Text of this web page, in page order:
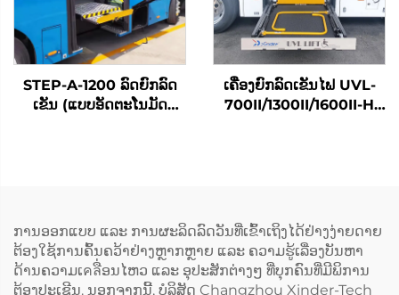
STEP-A-1200 ລົດຍົກລົດ
ເຂັນ (ແບບອັດຕະໂນມັດ
ເຄື່ອງຍົກລົດເຂັນໄຟ UVL-
700II/1300II/1600II-H
ການອອກແບບ ແລະ ການຜະລິດລົດວັນທີ່ເຂົ້າເຖິງໄດ້ຢ່າງງ່າຍດາຍ
ຕ້ອງໃຊ້ການຄົ້ນຄວ້າຢ່າງຫຼາກຫຼາຍ ແລະ ຄວາມຮູ້ເລື່ອງບັນຫາ
ດ້ານຄວາມເคลື່ອນໄຫວ ແລະ ອຸປະສັກຕ່າງໆ ທີ່ບຸກຄົນທີ່ມີພິການ
ຕ້ອງປະເຊີນ. ນອກຈາກນີ້, ບໍລິສັດ Changzhou Xinder-Tech